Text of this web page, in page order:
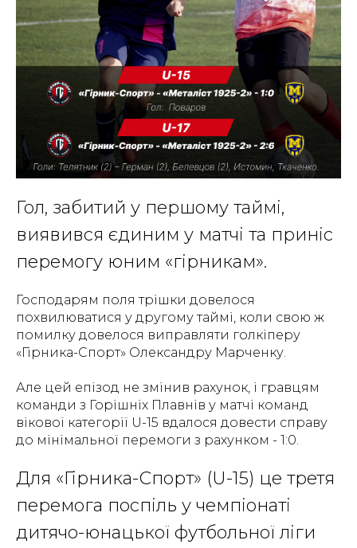
Гол, забитий у першому таймі,
виявився єдиним у матчі та приніс
перемогу юним «гірникам».
Господарям поля трішки довелося
похвилюватися у другому таймі, коли свою ж
помилку довелося виправляти голкіперу
«Гірника-Спорт» Олександру Марченку.
Але цей епізод не змінив рахунок, і гравцям
команди з Горішніх Плавнів у матчі команд
вікової категорії U-15 вдалося довести справу
до мінімальної перемоги з рахунком - 1:0.
Для «Гірника-Спорт» (U-15) це третя
перемога поспіль у чемпіонаті
дитячо-юнацької футбольної ліги